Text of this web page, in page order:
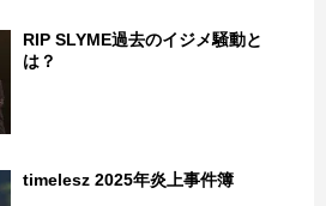
RIP SLYME過去のイジメ騒動と
は？
timelesz 2025年炎上事件簿